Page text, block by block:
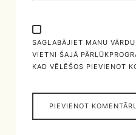
SAGLABĀJIET MANU
VIETNI ŠAJĀ
KAD VĒLĒŠOS PIEVIENOT